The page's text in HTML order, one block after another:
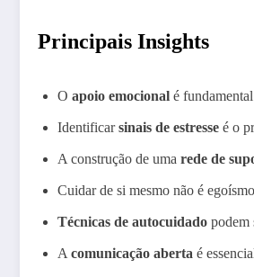
Principais Insights
O apoio emocional é
Identificarsinais de estresse é o
A construção de uma rede de
Cuidar de si mesmo não é
Técnicas de autocuidado podem
A comunicação aberta é